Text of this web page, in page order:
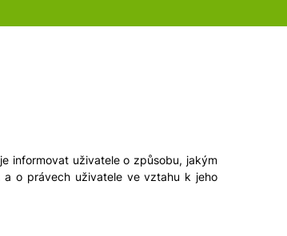
informovat uživatele o způsobu, jakým
a o právech uživatele ve vztahu k jeho